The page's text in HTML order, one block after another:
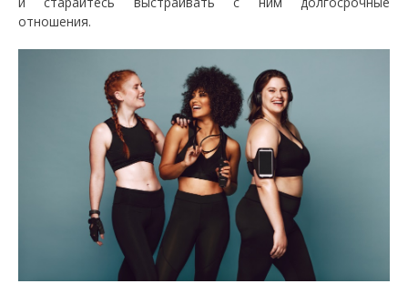
отношения.